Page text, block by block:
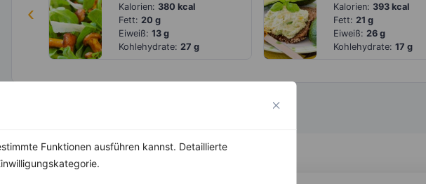
Funktionen ausführen kannst. Detaillierte
‹ Kalorien: 380 kcal
Fett: 20 g
Eiweiß: 13 g
Kohlehydrate: 27 g
Kalorien: 393 kcal
Fett: 21 g
Eiweiß: 26 g
Kohlehydrate: 17 g